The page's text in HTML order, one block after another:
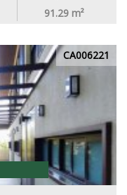
91.29 m²
CA006221